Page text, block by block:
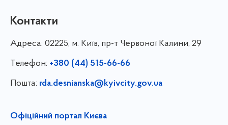
Контакти
Адреса: 02225, м. Київ, пр-т Червоної Калини, 29
Телефон: +380 (44) 515-66-66
Пошта: rda.desnianska@kyivcity.gov.ua
Офіційний портал Києва